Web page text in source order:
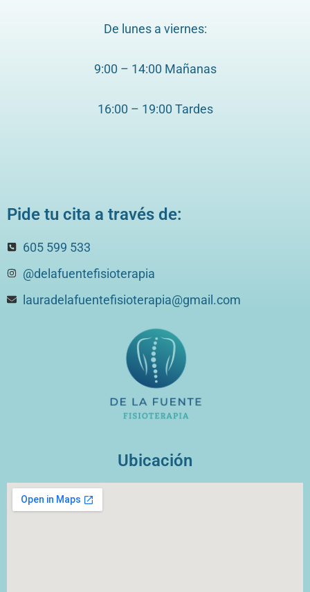
De lunes a viernes:
9:00 – 14:00 Mañanas
16:00 – 19:00 Tardes
Pide tu cita a través de:
605 599 533
@delafuentefisioterapia
lauradelafuentefisioterapia@gmail.com
Ubicación